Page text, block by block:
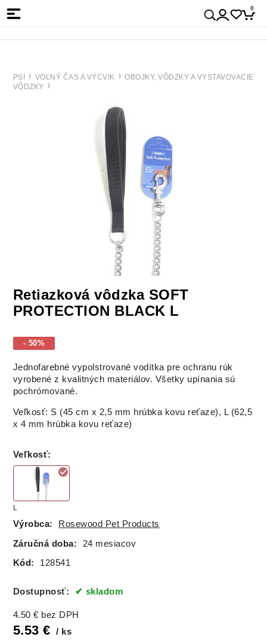
0
PSI VOĽNÝ ČAS A VÝCVIK
OBOJKY, VÔDZKY A VYSTAVOVACIE
VÔDZKY
Retiazková vôdzka SOFT
PROTECTION BLACK L
- 50%
Jednofarebné vypolstrované vodítka pre ochranu rúk
vyrobené z kvalitných materiálov. Všetky upínania sú
pochrómované.
Veľkosť: S (45 cm x 2,5 mm hrúbka kovu reťaze), L (62,5
x 4 mm hrúbka kovu reťaze)
Veľkosť:
L
Výrobca: Rosewood Pet Products
Záručná doba: 24 mesiacov
Kód: 128541
Dostupnosť: skladom
4.50 € bez DPH
5.53 €
ks